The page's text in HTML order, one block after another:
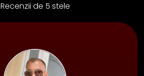
Recenzii de 5 stele